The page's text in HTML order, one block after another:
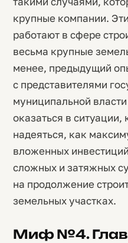
крупные компании.
работают в сфере
весьма крупные
менее, предыдущий
с представителями
муниципальной
оказаться в ситуации,
надеяться, как
вложенных
сложных и затяжных
на продолжение
земельных участках.
Миф №4.